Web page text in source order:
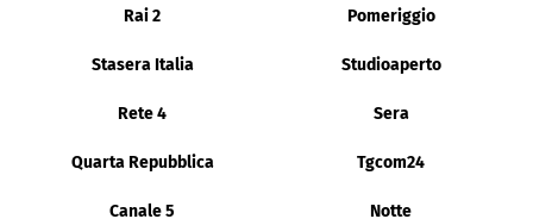
Rai 2 Pomeriggio
Stasera Italia Studioaperto
Rete 4 Sera
Quarta Repubblica Tgcom24
Canale 5 Notte